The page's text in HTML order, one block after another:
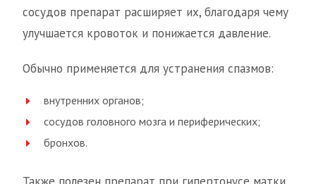
сосудов препарат расширяет их, благодаря чему
улучшается кровоток и понижается давление.
Обычно применяется для устранения спазмов:
внутренних органов;
сосудов головного мозга и периферических;
бронхов.